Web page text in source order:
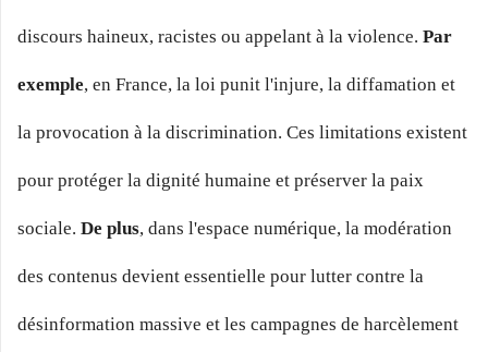
discours haineux, racistes ou appelant à la violence. Par
exemple, en France, la loi punit l'injure, la diffamation et
la provocation à la discrimination. Ces limitations existent
pour protéger la dignité humaine et préserver la paix
sociale. De plus, dans l'espace numérique, la modération
des contenus devient essentielle pour lutter contre la
désinformation massive et les campagnes de harcèlement